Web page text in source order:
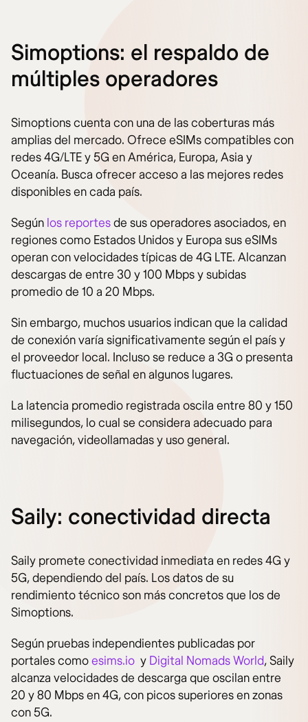
Simoptions: el respaldo de
múltiples operadores
Simoptions cuenta con una de las coberturas más
amplias del mercado. Ofrece eSIMs compatibles con
redes 4G/LTE y 5G en América, Europa, Asia y
Oceanía. Busca ofrecer acceso a las mejores redes
disponibles en cada país.
Según los reportesde sus operadores asociados, en
regiones como Estados Unidos y Europa sus eSIMs
operan con velocidades típicas de 4G LTE. Alcanzan
descargas de entre 30 y 100 Mbps y subidas
promedio de 10 a 20 Mbps.
Sin embargo, muchos usuarios indican que la calidad
de conexión varía significativamente según el país y
el proveedor local. Incluso se reduce a 3G o presenta
fluctuaciones de señal en algunos lugares.
La latencia promedio registrada oscila entre 80 y 150
milisegundos, lo cual se considera adecuado para
navegación, videollamadas y uso general.
Saily: conectividad directa
Saily promete conectividad inmediata en redes 4G y
5G, dependiendo del país. Los datos de su
rendimiento técnico son más concretos que los de
Simoptions.
Según pruebas independientes publicadas por
portales comoesims.io y Digital Nomads World, Saily
alcanza velocidades de descarga que oscilan entre
20 y 80 Mbps en 4G, con picos superiores en zonas
con 5G.